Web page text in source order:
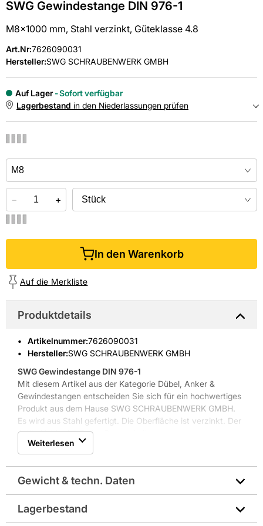
SWG Gewindestange DIN 976-1
M8x1000 mm, Stahl verzinkt, Güteklasse 4.8
Art.Nr:7626090031
Hersteller:SWG SCHRAUBENWERK GMBH
Auf Lager
Sofort verfügbar
Lagerbestand in den Niederlassungen prüfen
− +
In den Warenkorb
Auf die Merkliste
Produktdetails
Artikelnummer:7626090031
Hersteller:SWG SCHRAUBENWERK GMBH
SWG Gewindestange DIN 976-1
Mit diesem Artikel aus der Kategorie Dübel, Anker &
Gewindestangen entscheiden Sie sich für ein hochwertiges
Produkt aus dem Hause SWG SCHRAUBENWERK GMBH.
Es wird aus Stahl gefertigt. Die Oberfläche ist verzinkt. Der
Artikel ist in der Farbe Grau gehalten.
Weiterlesen
Gewicht & techn. Daten
Durchmesser in mm: Ø 8
Lagerbestand